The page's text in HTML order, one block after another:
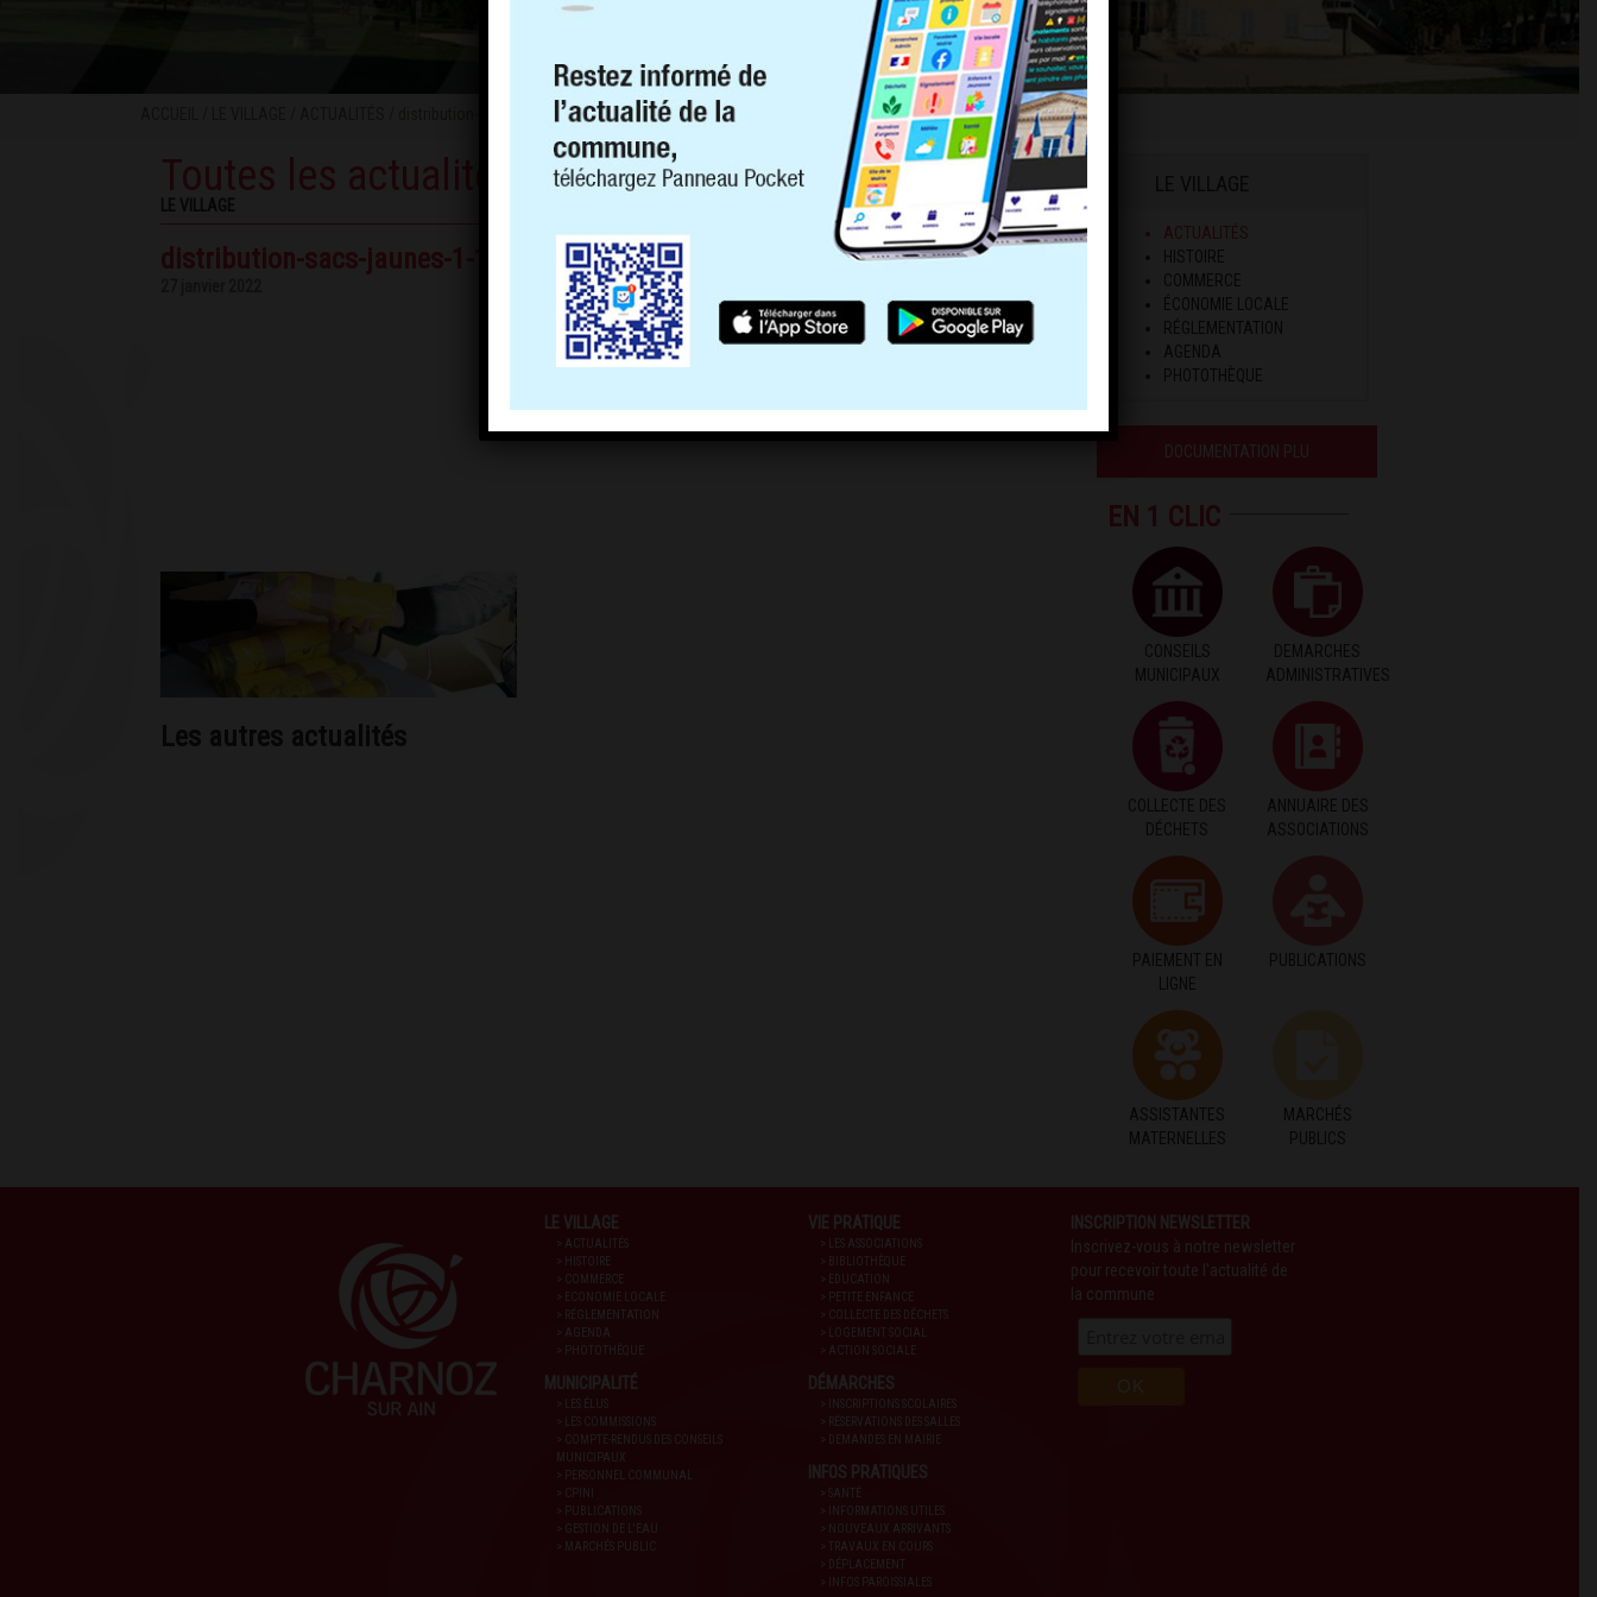
/ distribution-sacs-jaunes-1-1024×589-1130×400
Toutes les actualités
LE VILLAGE
distribution-sacs-jaunes-1-1024×589-1130×400
Les autres actualités
ACTUALITÉS
HISTOIRE
COMMERCE
ÉCONOMIE LOCALE
RÉGLEMENTATION
AGENDA
PHOTOTHÈQUE
DOCUMENTATION PLU
EN 1 CLIC
CONSEILS
MUNICIPAUX
DEMARCHES
ADMINISTRATIVES
COLLECTE DES
DÉCHETS
ANNUAIRE DES
ASSOCIATIONS
PAIEMENT EN
LIGNE
PUBLICATIONS
ASSISTANTES
MATERNELLES
MARCHÉS
PUBLICS
LE VILLAGE
> ACTUALITÉS
> HISTOIRE
> COMMERCE
> ECONOMIE LOCALE
> RÉGLEMENTATION
> AGENDA
MUNICIPALITÉ
> COMPTE-RENDUS DES CONSEILS
MUNICIPAUX
> PERSONNEL COMMUNAL
> CPINI
> PUBLICATIONS
> GESTION DE L'EAU
> MARCHÉS PUBLIC
VIE PRATIQUE
> LES ASSOCIATIONS
> BIBLIOTHÈQUE
> EDUCATION
> PETITE ENFANCE
> LOGEMENT SOCIAL
> ACTION SOCIALE
DÉMARCHES
> INSCRIPTIONS SCOLAIRES
> RÉSERVATIONS DES SALLES
> DEMANDES EN MAIRIE
INFOS PRATIQUES
> SANTÉ
> INFORMATIONS UTILES
> NOUVEAUX ARRIVANTS
> TRAVAUX EN COURS
> DÉPLACEMENT
> INFOS PAROISSIALES
INSCRIPTION NEWSLETTER
Inscrivez-vous à notre newsletter
pour recevoir toute l'actualité de
la commune